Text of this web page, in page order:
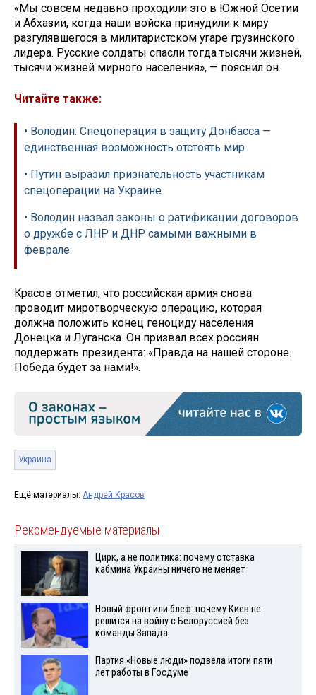
«Мы совсем недавно проходили это в Южной Осетии
и Абхазии, когда наши войска принудили к миру
разгулявшегося в милитаристском угаре грузинского
лидера. Русские солдаты спасли тогда тысячи жизней,
тысячи жизней мирного населения», — пояснил он.
Читайте также:
• Володин: Спецоперация в защиту Донбасса —
единственная возможность отстоять мир
• Путин выразил признательность участникам
спецоперации на Украине
• Володин назвал законы о ратификации договоров
о дружбе с ЛНР и ДНР самыми важными в
феврале
Красов отметил, что российская армия снова
проводит миротворческую операцию, которая
должна положить конец геноциду населения
Донецка и Луганска. Он призвал всех россиян
поддержать президента: «Правда на нашей стороне.
Победа будет за нами!».
Украина
Ещё материалы: Андрей Красов
Рекомендуемые материалы
Цирк, а не политика: почему отставка
кабмина Украины ничего не меняет
Новый фронт или блеф: почему Киев не
решится на войну с Белоруссией без
команды Запада
Партия «Новые люди» подвела итоги пяти
лет работы в Госдуме